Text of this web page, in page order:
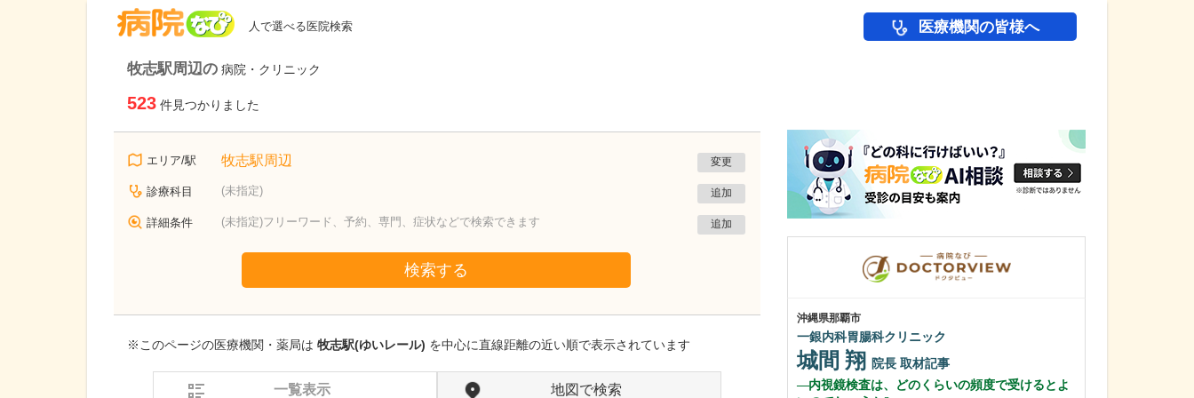
人で選べる医院検索 医療機関の皆様へ
牧志駅周辺の 病院・クリニック
523 件見つかりました
エリア/駅 牧志駅周辺 変更
診療科目 (未指定) 追加
詳細条件 (未指定)フリーワード、予約、専門、症状などで検索できます 追加
検索する
※このページの医療機関・薬局は 牧志駅(ゆいレール) を中心に直線距離の近い順で表示されています
一覧表示 地図で検索
沖縄県那覇市
友寄クリニック
貴院の特長を教えてください。
沖縄県那覇市
一銀内科胃腸科クリニック
城間 翔 院長 取材記事
内視鏡検査は、どのくらいの頻度で受けるとよ